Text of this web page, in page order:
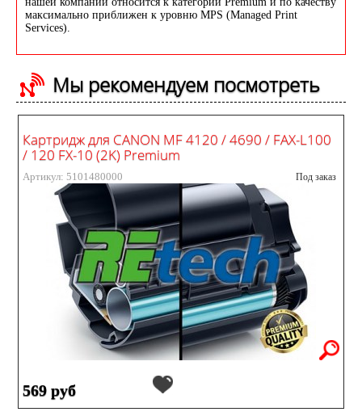
максимально приближен к уровню MPS (Managed Print
Services).
Мы рекомендуем посмотреть
Картридж для CANON MF 4120 / 4690 / FAX-L100
/ 120 FX-10 (2K) Premium
Артикул: 5101480000 Под заказ
569 руб